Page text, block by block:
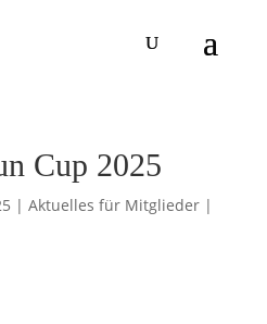
Cup 2025
| Aktuelles für Mitglieder|